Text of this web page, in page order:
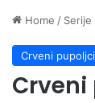
Home / Serije
Crveni pupoljci
Crveni